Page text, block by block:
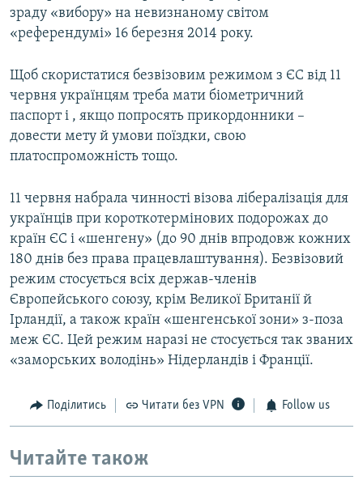
зраду «вибору» на невизнаному світом
«референдумі» 16 березня 2014 року.
Щоб скористатися безвізовим режимом з ЄС від 11
червня українцям треба мати біометричний
паспорт і , якщо попросять прикордонники –
довести мету й умови поїздки, свою
платоспроможність тощо.
11 червня набрала чинності візова лібералізація для
українців при короткотермінових подорожах до
країн ЄС і «шенгену» (до 90 днів впродовж кожних
180 днів без права працевлаштування). Безвізовий
режим стосується всіх держав-членів
Європейського союзу, крім Великої Британії й
Ірландії, а також країн «шенгенської зони» з-поза
меж ЄС. Цей режим наразі не стосується так званих
«заморських володінь» Нідерландів і Франції.
Поділитись Читати без VPN Follow us
Читайте також